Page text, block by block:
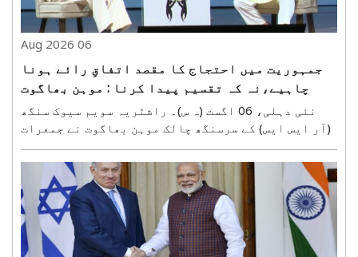
06 Aug 2026
جمہوریت میں احتجاج کا مقصد اتفاقِ رائے ہونا
چاہیے،نہ کہ تقسیم پیدا کرنا : موہن بھاگوت
نئی دہلی، 06 اگست (ہ س)۔ راشٹریہ سویم سیوک سنگھ
(آر ایس ایس) کے سرسنگھ چالک موہن بھاگوت نے جمعرات
کہا کہ احتجاج بھی اسی عمل کا ایک حصہ ہے۔ تاہم اگر
اختلافِ رائے ہو تو سب سے پہلے بات چیت کی کوشش کی ..